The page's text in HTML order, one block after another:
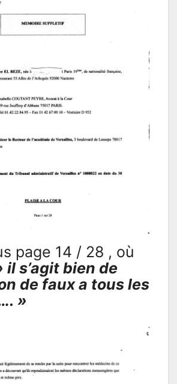
page 14 / 28 , où
s’agit bien de
de faux a tous les
»